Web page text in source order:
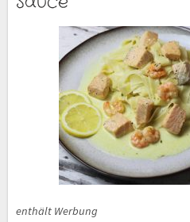
enthält Werbung